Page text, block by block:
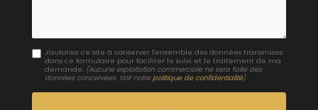
J'autorise ce site à conserver l'ensemble des données transmises
dans ce formulaire pour faciliter le suivi et le traitement de ma
demande. (Aucune exploitation commerciale ne sera faite des
données concervées. Voir notre politique de confidentialité)